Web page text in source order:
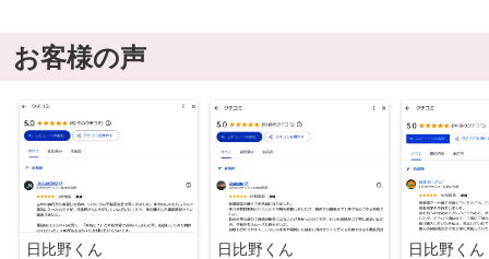
お客様の声
日比野くん 日比野くん 日比野くん